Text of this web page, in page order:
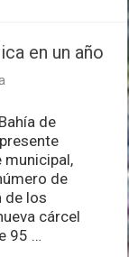
en un año
de
de
de los
cárcel
95 …